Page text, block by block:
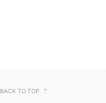
BACK TO TOP